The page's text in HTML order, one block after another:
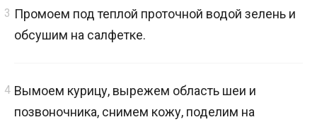
Промоем под теплой проточной водой зелень и
обсушим на салфетке.
Вымоем курицу, вырежем область шеи и
позвоночника, снимем кожу, поделим на